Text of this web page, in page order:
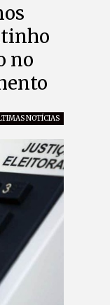
no
NOTÍCIAS